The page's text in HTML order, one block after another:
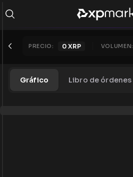
PRECIO: 0XRP VOLUMEN:
Gráfico Libro de órdenes